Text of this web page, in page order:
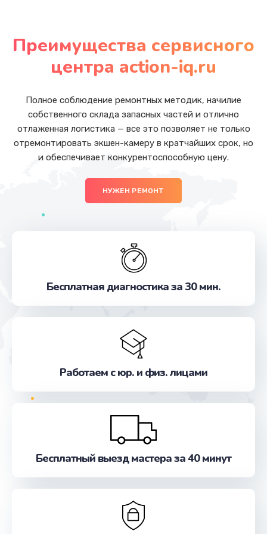
Заказать
от 990 руб.
Заказать
Замена жесткого диска
от 490 руб.
Заказать
Заказать
Заказать
Замена разъёмов (HDMI, DVI, Дисплей порта)
Замена системы охлаждения
от 1295 руб.
Замена контроллера питания
Заказать
Преимущества сервисного
центра action-iq.ru
Полное соблюдение ремонтных методик, начилие
собственного склада запасных частей и отлично
отлаженная логистика — все это позволяет не только
отремонтировать экшен-камеру в кратчайших срок, но
и обеспечивает конкурентоспособную цену.
НУЖЕН РЕМОНТ
Бесплатная диагностика за 30 мин.
Работаем с юр. и физ. лицами
Бесплатный выезд мастера за 40 минут